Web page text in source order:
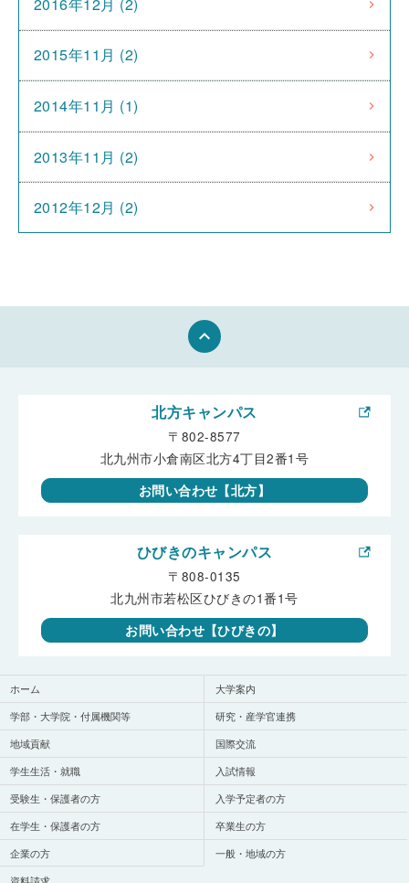
2015年11月 (2)
2014年11月 (1)
2013年11月 (2)
2012年12月 (2)
keyboard_arrow_up
ホーム
大学案内
学部・大学院・付属機関等
研究・産学官連携
地域貢献
国際交流
学生生活・就職
入試情報
受験生・保護者の方
入学予定者の方
在学生・保護者の方
卒業生の方
企業の方
一般・地域の方
北方キャンパス
〒802-8577
北九州市小倉南区北方4丁目2番1号
お問い合わせ【北方】
ひびきのキャンパス
〒808-0135
北九州市若松区ひびきの1番1号
お問い合わせ【ひびきの】